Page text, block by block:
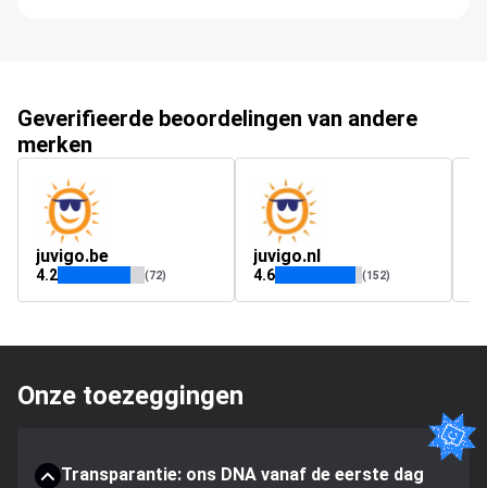
Geverifieerde beoordelingen van andere
merken
juvigo.be
4.2 (72)
juvigo.nl
4.6 (152)
Onze toezeggingen
Transparantie: ons DNA vanaf de eerste dag